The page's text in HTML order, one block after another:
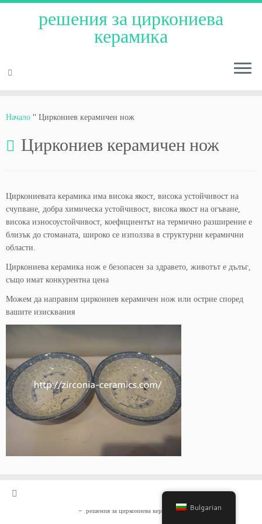
към
решения за циркониева
керамика
Начало " Циркониев керамичен нож
Циркониев керамичен нож
Циркониевата керамика има висока якост, висока устойчивост на
счупване, добра химическа устойчивост, висока якост на огъване,
висока износоустойчивост, коефициентът на термично разширение е
близък до стоманата, широко се използва в структурни керамични
области.
Циркониева керамика нож е безопасен за здравето, животът е дълъг,
също имат конкурентна цена
Можем да направим циркониев керамичен нож или острие според
вашите изисквания
- решения за циркониева керамика- Bulgarian